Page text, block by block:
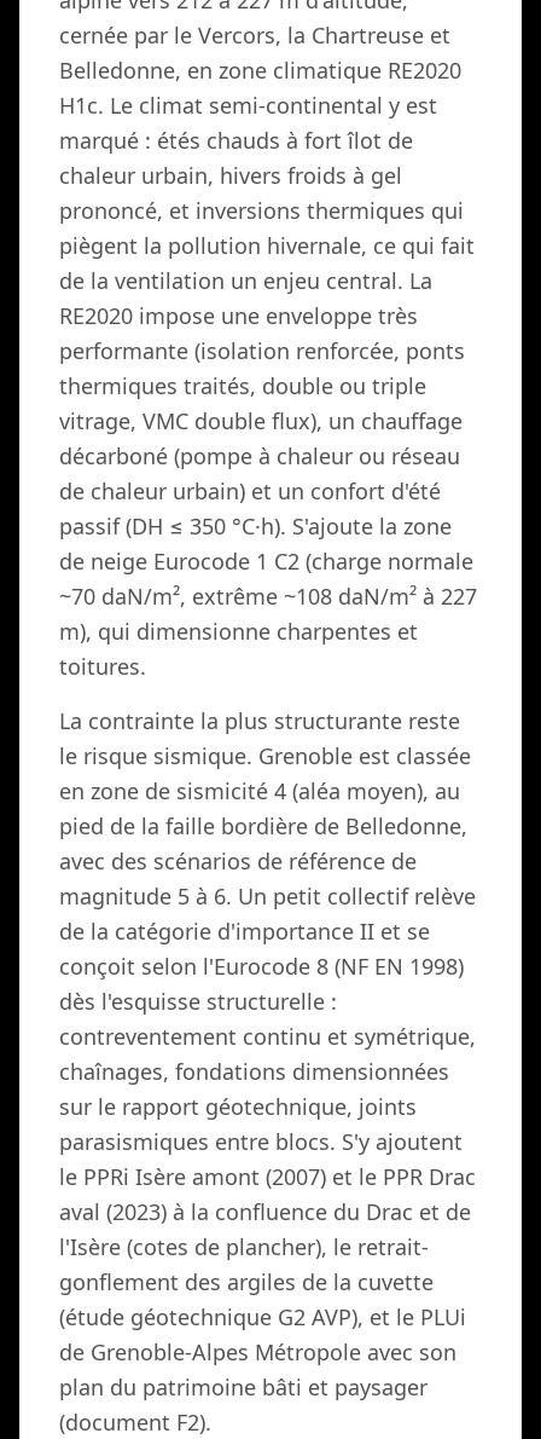
cernée par le Vercors, la Chartreuse et
Belledonne, en zone climatique RE2020
H1c. Le climat semi-continental y est
marqué : étés chauds à fort îlot de
chaleur urbain, hivers froids à gel
prononcé, et inversions thermiques qui
piègent la pollution hivernale, ce qui fait
de la ventilation un enjeu central. La
RE2020 impose une enveloppe très
performante (isolation renforcée, ponts
thermiques traités, double ou triple
vitrage, VMC double flux), un chauffage
décarboné (pompe à chaleur ou réseau
de chaleur urbain) et un confort d'été
passif (DH ≤ 350 °C·h). S'ajoute la zone
de neige Eurocode 1 C2 (charge normale
~70 daN/m², extrême ~108 daN/m² à 227
m), qui dimensionne charpentes et
toitures.
La contrainte la plus structurante reste
le risque sismique. Grenoble est classée
en zone de sismicité 4 (aléa moyen), au
pied de la faille bordière de Belledonne,
avec des scénarios de référence de
magnitude 5 à 6. Un petit collectif relève
de la catégorie d'importance II et se
conçoit selon l'Eurocode 8 (NF EN 1998)
dès l'esquisse structurelle :
contreventement continu et symétrique,
chaînages, fondations dimensionnées
sur le rapport géotechnique, joints
parasismiques entre blocs. S'y ajoutent
le PPRi Isère amont (2007) et le PPR Drac
aval (2023) à la confluence du Drac et de
l'Isère (cotes de plancher), le retrait-
gonflement des argiles de la cuvette
(étude géotechnique G2 AVP), et le PLUi
de Grenoble-Alpes Métropole avec son
plan du patrimoine bâti et paysager
(document F2).